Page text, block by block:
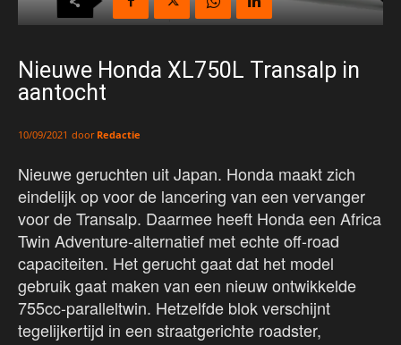
Nieuwe Honda XL750L Transalp in
aantocht
10/09/2021 door Redactie
Nieuwe geruchten uit Japan. Honda maakt zich
eindelijk op voor de lancering van een vervanger
voor de Transalp. Daarmee heeft Honda een Africa
Twin Adventure-alternatief met echte off-road
capaciteiten. Het gerucht gaat dat het model
gebruik gaat maken van een nieuw ontwikkelde
755cc-paralleltwin. Hetzelfde blok verschijnt
tegelijkertijd in een straatgerichte roadster,